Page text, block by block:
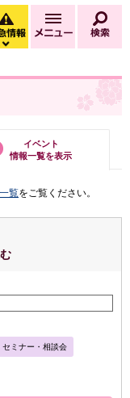
緊急情報
緊急情報を開く
メニュー
イベント
情報一覧を表示
覧をご覧ください。
セミナー・相談会